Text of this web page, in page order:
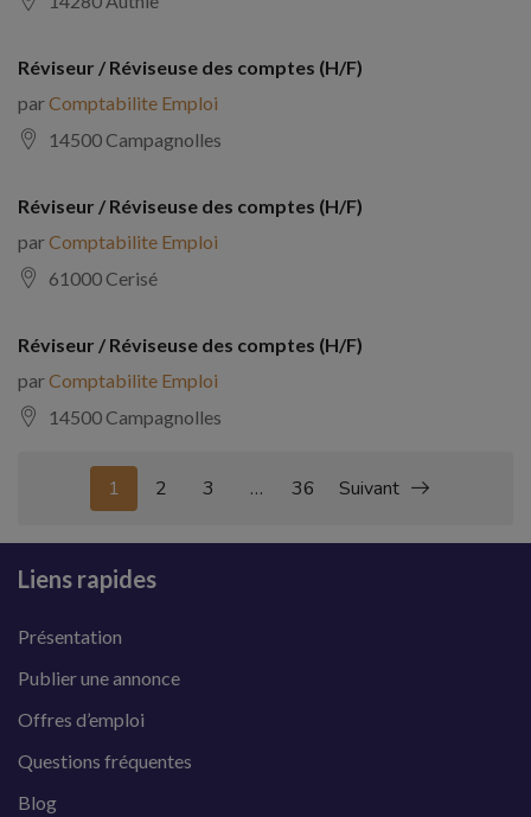
Réviseur / Réviseuse des comptes (H/F)
parComptabilite Emploi
14500 Campagnolles
Réviseur / Réviseuse des comptes (H/F)
parComptabilite Emploi
61000 Cerisé
Réviseur / Réviseuse des comptes (H/F)
parComptabilite Emploi
14500 Campagnolles
1 2 3 … 36 Suivant
Liens rapides
Présentation
Publier une annonce
Offres d’emploi
Questions fréquentes
Blog